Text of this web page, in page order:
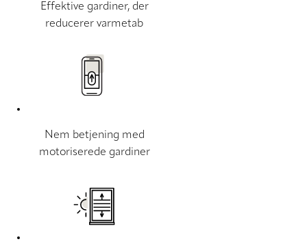
Effektive gardiner, der
reducerer varmetab
Nem betjening med
motoriserede gardiner